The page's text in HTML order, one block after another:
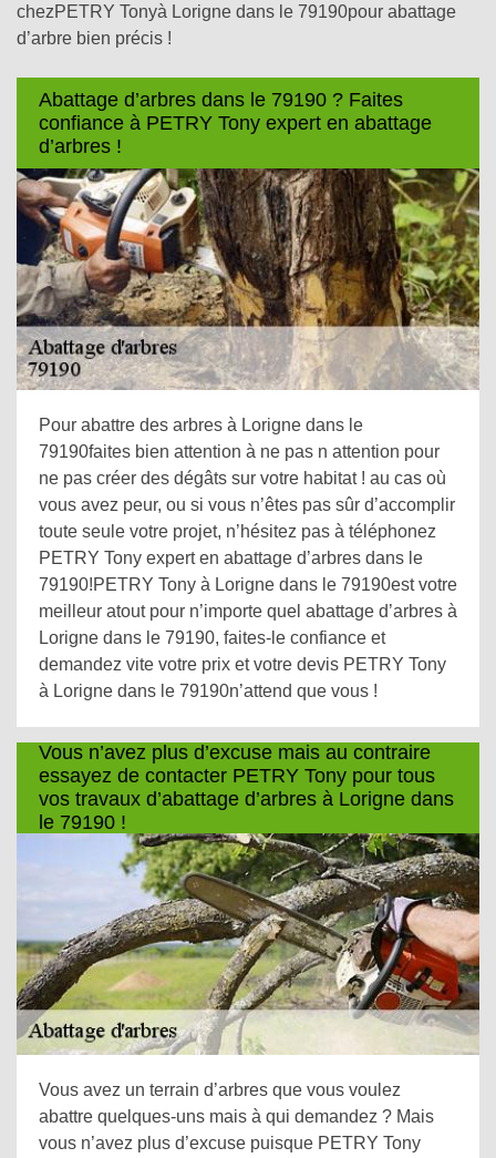
chezPETRY Tonyà Lorigne dans le 79190pour abattage
d’arbre bien précis !
Abattage d’arbres dans le 79190 ? Faites
confiance à PETRY Tony expert en abattage
d’arbres !
Pour abattre des arbres à Lorigne dans le
79190faites bien attention à ne pas n attention pour
ne pas créer des dégâts sur votre habitat ! au cas où
vous avez peur, ou si vous n’êtes pas sûr d’accomplir
toute seule votre projet, n’hésitez pas à téléphonez
PETRY Tony expert en abattage d’arbres dans le
79190!PETRY Tony à Lorigne dans le 79190est votre
meilleur atout pour n’importe quel abattage d’arbres à
Lorigne dans le 79190, faites-le confiance et
demandez vite votre prix et votre devis PETRY Tony
à Lorigne dans le 79190n’attend que vous !
Vous n’avez plus d’excuse mais au contraire
essayez de contacter PETRY Tony pour tous
vos travaux d’abattage d’arbres à Lorigne dans
le 79190 !
Vous avez un terrain d’arbres que vous voulez
abattre quelques-uns mais à qui demandez ? Mais
vous n’avez plus d’excuse puisque PETRY Tony